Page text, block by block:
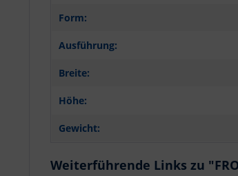
Form:
Ausführung:
Breite:
Höhe:
Gewicht:
Weiterführende Links zu